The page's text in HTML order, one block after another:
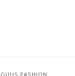
GUUS FASHION